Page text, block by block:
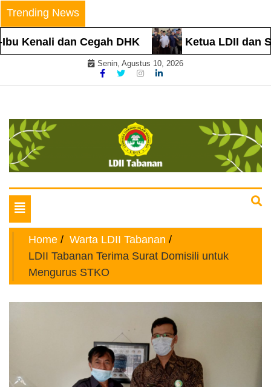
Skip
to
content
Trending News
Kenali dan Cegah DHK Ketua LDII dan
Senin, Agustus 10, 2026
LDII TABANAN
Toggle
navigation
Home
Warta LDII Tabanan
LDII Tabanan Terima Surat Domisili untuk
Mengurus STKO